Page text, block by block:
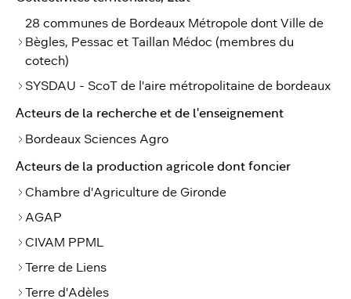
28 communes de Bordeaux Métropole dont Ville de
Bègles, Pessac et Taillan Médoc (membres du
cotech)
SYSDAU - ScoT de l'aire métropolitaine de bordeaux
Acteurs de la recherche et de l'enseignement
Bordeaux Sciences Agro
Acteurs de la production agricole dont foncier
Chambre d'Agriculture de Gironde
AGAP
CIVAM PPML
Terre de Liens
Terre d'Adèles